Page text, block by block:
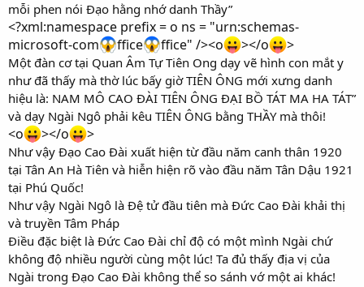
mỗi phen nói Đạo hằng nhớ danh Thầy”
<?xml:namespace prefix = o ns = "urn:schemas-
microsoft-com
ffice ffice" /><o ></o >
Một đàn cơ tại Quan Âm Tự Tiên Ong dạy vẽ hình con mắt y
như đã thấy mà thờ lúc bấy giờ TIÊN ÔNG mới xưng danh
hiệu là: NAM MÔ CAO ĐÀI TIÊN ÔNG ĐẠI BỒ TÁT MA HA TÁT”
và dạy Ngài Ngô phải kêu TIÊN ÔNG bằng THẦY mà thôi!
<o ></o >
Như vậy Đạo Cao Đài xuất hiện từ đầu năm canh thân 1920
tại Tân An Hà Tiên và hiễn hiện rõ vào đầu năm Tân Dậu 1921
tại Phú Quốc!
Như vậy Ngài Ngô là Đệ tử đầu tiên mà Đức Cao Đài khải thị
và truyền Tâm Pháp
Điều đặc biệt là Đức Cao Đài chỉ độ có một mình Ngài chứ
không độ nhiều người cùng một lúc! Ta đủ thấy địa vị của
Ngài trong Đạo Cao Đài không thể so sánh vớ một ai khác!